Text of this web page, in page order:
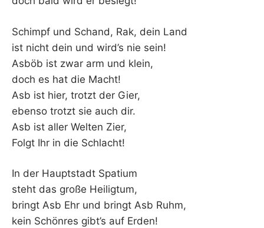
Schimpf und Schand, Rak, dein Land
ist nicht dein und wird’s nie sein!
Asböb ist zwar arm und klein,
doch es hat die Macht!
Asb ist hier, trotzt der Gier,
ebenso trotzt sie auch dir.
Asb ist aller Welten Zier,
Folgt Ihr in die Schlacht!
In der Hauptstadt Spatium
steht das große Heiligtum,
bringt Asb Ehr und bringt Asb Ruhm,
kein Schönres gibt’s auf Erden!